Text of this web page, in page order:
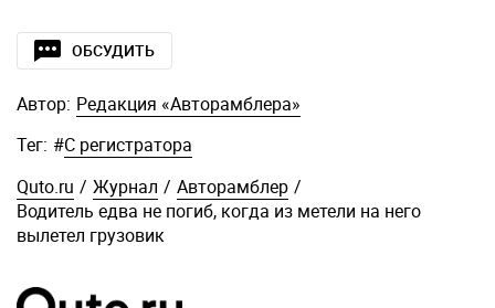
ОБСУДИТЬ
Автор: Редакция «Авторамблера»
Тег: #С регистратора
Quto.ru / Журнал / Авторамблер /
Водитель едва не погиб, когда из метели на него
вылетел грузовик